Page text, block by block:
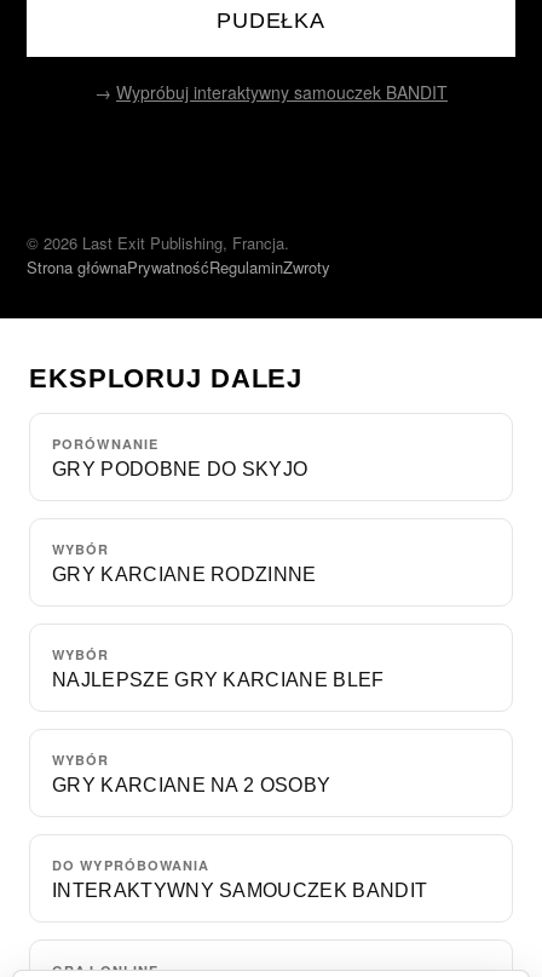
PUDEŁKA
→ Wypróbuj interaktywny samouczek BANDIT
© 2026 Last Exit Publishing, Francja.
Strona głównaPrywatnośćRegulaminZwroty
EKSPLORUJ DALEJ
PORÓWNANIE
GRY PODOBNE DO SKYJO
WYBÓR
GRY KARCIANE RODZINNE
WYBÓR
NAJLEPSZE GRY KARCIANE BLEF
WYBÓR
GRY KARCIANE NA 2 OSOBY
DO WYPRÓBOWANIA
INTERAKTYWNY SAMOUCZEK BANDIT
GRAJ ONLINE